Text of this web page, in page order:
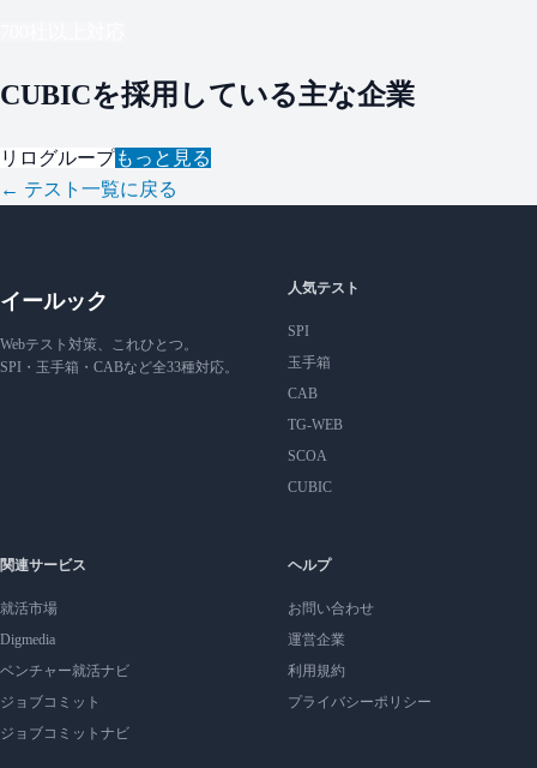
CUBICを採用している主な企業
リログループもっと見る
← テスト一覧に戻る
イールック
Webテスト対策、これひとつ。
SPI・玉手箱・CABなど全33種対応。
人気テスト
SPI
玉手箱
CAB
TG-WEB
SCOA
CUBIC
関連サービス
就活市場
Digmedia
ベンチャー就活ナビ
ジョブコミット
ジョブコミットナビ
ヘルプ
お問い合わせ
運営企業
利用規約
プライバシーポリシー